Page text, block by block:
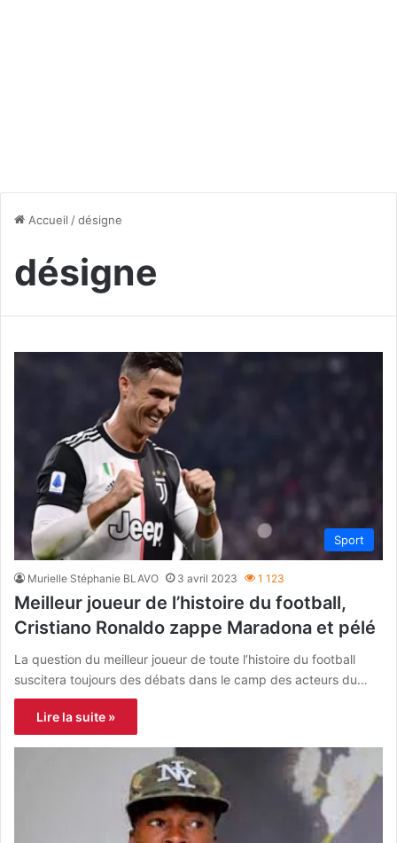
Accueil /désigne
désigne
Sport
Murielle Stéphanie BLAVO 3 avril 2023 1 123
Meilleur joueur de l’histoire du football,
Cristiano Ronaldo zappe Maradona et pélé
La question du meilleur joueur de toute l’histoire du football
suscitera toujours des débats dans le camp des acteurs du…
Lire la suite »